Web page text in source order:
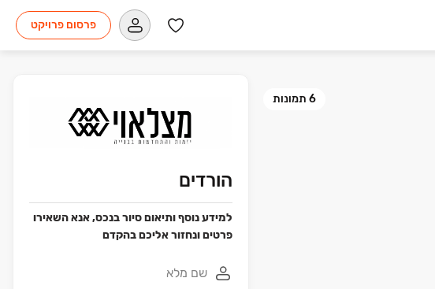
פרסום פרויקט
6 תמונות
הורדים
למידע נוסף ותיאום סיור בנכס, אנא השאירו
פרטים ונחזור אליכם בהקדם